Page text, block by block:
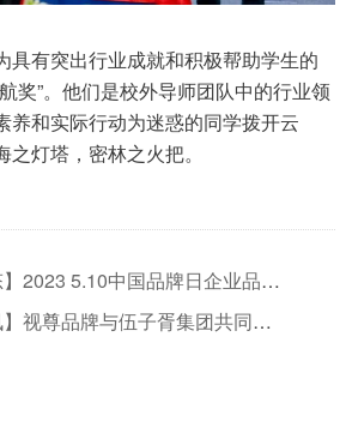
具有突出行业成就和积极帮助学生的
奖”。他们是校外导师团队中的行业领
养和实际行动为迷惑的同学拨开云
灯塔，密林之火把。
5.10中国品牌日企业品牌诊断活动在苏州圆满举办！
尊品牌与伍子胥集团共同签订品牌战略合作协议